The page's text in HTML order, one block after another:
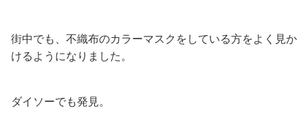
街中でも、不織布のカラーマスクをしている方をよく見か
けるようになりました。
ダイソーでも発見。